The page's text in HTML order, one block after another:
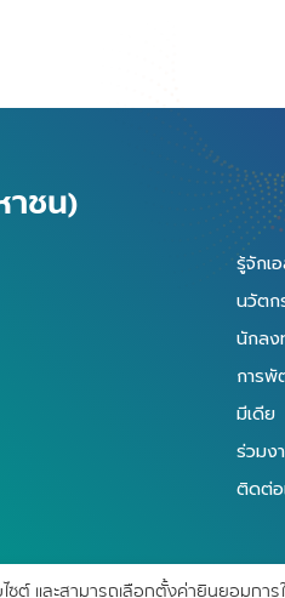
ชน)
รู้จักเ
นวัตก
นักล
การ
มีเดีย
ร่วมง
ติดต่อ
ไซต์ และสามารถเลือกตั้งค่ายินยอม